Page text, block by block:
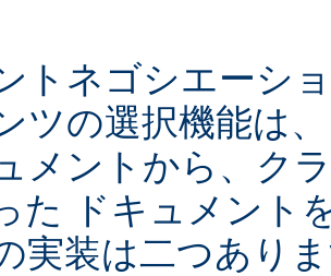
トネゴシエーシ
ツの選択機能は
メントから、ク
た ドキュメント
実装は二つあり